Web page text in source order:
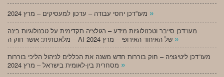
»
מעו”דכן סייבר וטכנולוגיות מידע – רגולציה תקדימית על טכנולוגיות בינה
»
מעו”דכן ליטיגציה – חוק בוררות חדש משנה את הכללים לניהול הליכי בוררות
»